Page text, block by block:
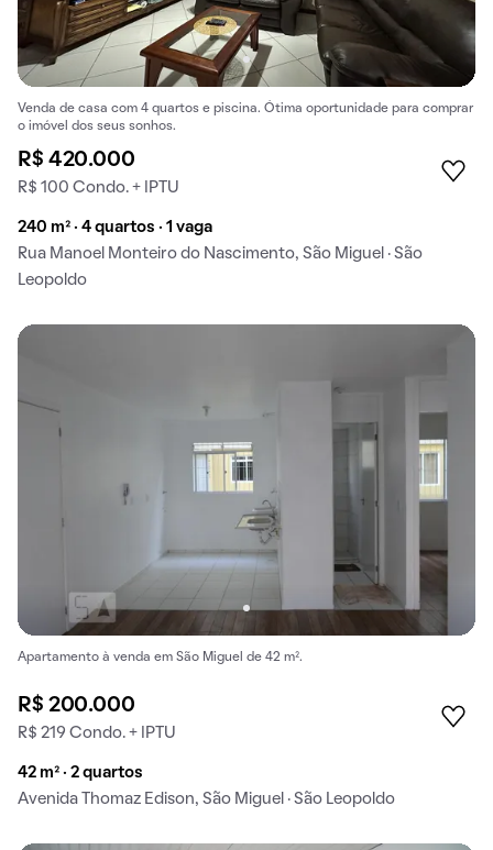
Venda de casa com 4 quartos e piscina. Ótima oportunidade para comprar
o imóvel dos seus sonhos.
R$ 420.000
R$ 100 Condo. + IPTU
240 m² · 4 quartos · 1 vaga
Rua Manoel Monteiro do Nascimento, São Miguel · São
Leopoldo
Apartamento à venda em São Miguel de 42 m².
R$ 200.000
R$ 219 Condo. + IPTU
42 m² · 2 quartos
Avenida Thomaz Edison, São Miguel · São Leopoldo